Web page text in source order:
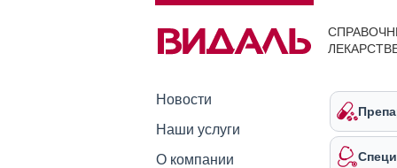
Новости
Наши услуги
О компании